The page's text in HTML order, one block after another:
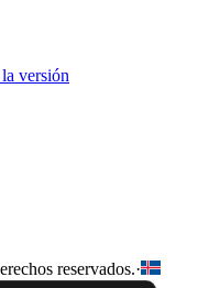
versión
reservados.·